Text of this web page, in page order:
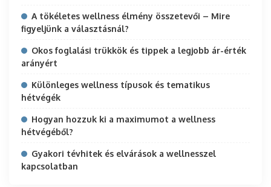
A tökéletes wellness élmény összetevői – Mire
figyeljünk a választásnál?
Okos foglalási trükkök és tippek a legjobb ár-érték
arányért
Különleges wellness típusok és tematikus
hétvégék
Hogyan hozzuk ki a maximumot a wellness
hétvégéből?
Gyakori tévhitek és elvárások a wellnesszel
kapcsolatban